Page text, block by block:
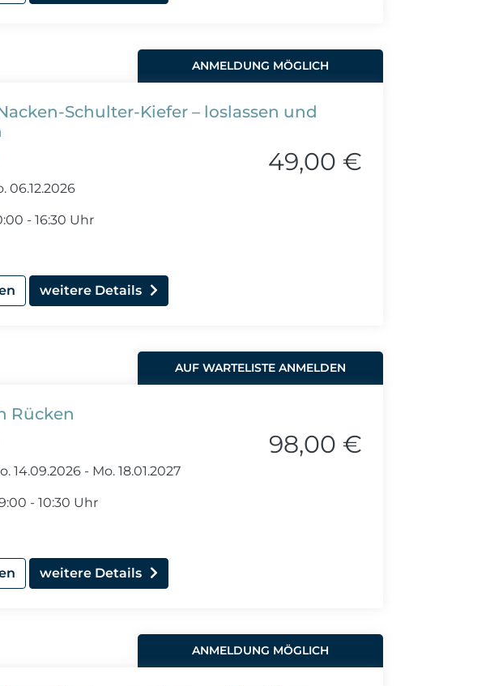
ANMELDUNG MÖGLICH
Schulter-Kiefer – loslassen und
06.12.2026
- 16:30 Uhr
49,00 €
weitere Details
AUF WARTELISTE ANMELDEN
Rücken
14.09.2026 - Mo.18.01.2027
- 10:30 Uhr
98,00 €
weitere Details
ANMELDUNG MÖGLICH